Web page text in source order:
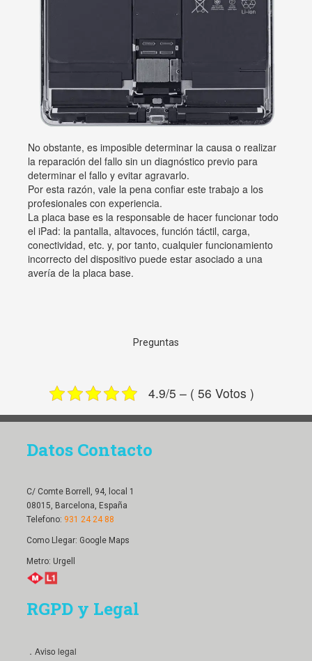
No obstante, es imposible determinar la causa o realizar
la reparación del fallo sin un diagnóstico previo para
determinar el fallo y evitar agravarlo.
Por esta razón, vale la pena confiar este trabajo a los
profesionales con experiencia.
La placa base es la responsable de hacer funcionar todo
el iPad: la pantalla, altavoces, función táctil, carga,
conectividad, etc. y, por tanto, cualquier funcionamiento
incorrecto del dispositivo puede estar asociado a una
avería de la placa base.
Preguntas
4.9/5 – ( 56 Votos )
Datos Contacto
C/ Comte Borrell, 94, local 1
08015, Barcelona, España
Telefono: 931 24 24 88
Como Llegar: Google Maps
Metro: Urgell
RGPD y Legal
．Aviso legal